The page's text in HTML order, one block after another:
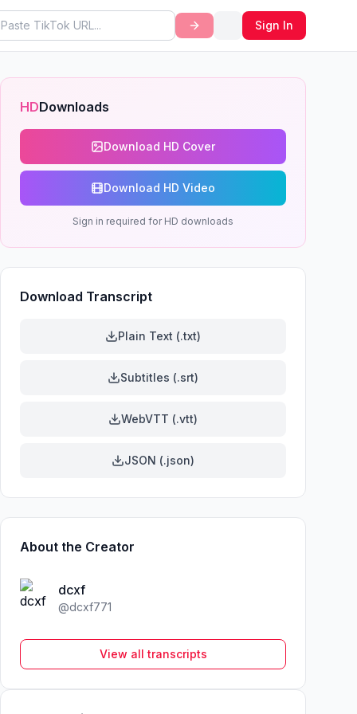
Sign In
HDDownloads
Download HD Cover
Download HD Video
Sign in required for HD downloads
Download Transcript
Plain Text (.txt)
Subtitles (.srt)
WebVTT (.vtt)
JSON (.json)
About the Creator
dcxf
@dcxf771
View all transcripts